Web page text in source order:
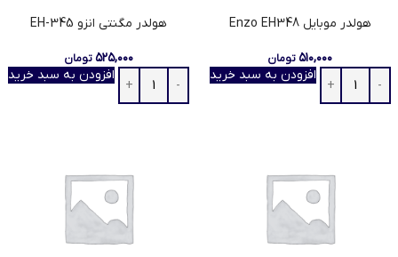
هولدر موبایل Enzo EH348
۵۱۰,۰۰۰تومان
افزودن به سبد خرید
هولدر مگنتی انزو EH-345
۵۲۵,۰۰۰ تومان
افزودن به سبد خرید